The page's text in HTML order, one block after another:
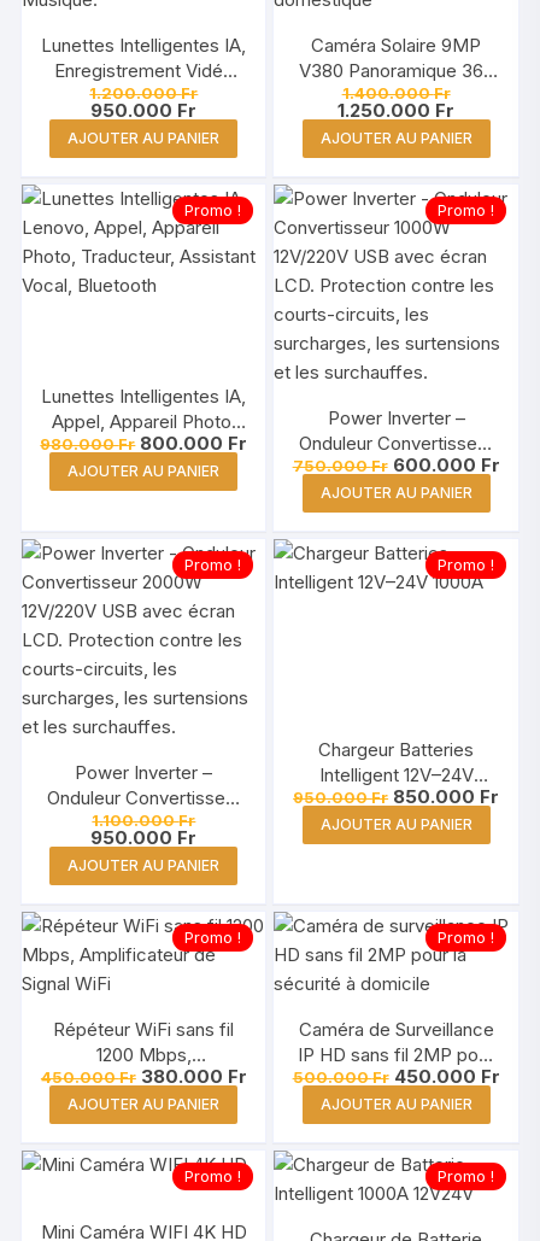
Lunettes Intelligentes IA,
Enregistrement Vidéo
Photo Traduction
Assistant Vocal, Appels
Bluetooth
1.200.000FrLe
initial
était :
1.200.000 Fr.
950.000 Fr
prix
actuel
est :
950.000 Fr.
AJOUTER AU PANIER
Caméra Solaire 9MP
V380 Panoramique 360
WiFi Capteur Trois
Objectifs
1.400.000FrLe
prix
initial
était :
1.400.000
1.250.000 Fr
prix
actuel
est :
AJOUTER AU PANIER
Promo !
Lunettes Intelligentes IA,
Appel, Appareil Photo,
Traducteur, Assistant
Vocal – Guinee Conakry
980.000Fr Le
prix
initial
était :
800.000 Fr
actuel
800.000 Fr.
AJOUTER AU PANIER
Promo !
Power Inverter –
Onduleur Convertisseur
1000W 12V/220V USB
avec écran LCD
750.000Fr Le
prix
initial
était :
600.000 FrLe
AJOUTER AU PANIER
Promo !
Power Inverter –
Onduleur Convertisseur
2000W 12V/220V USB
avec écran LCD
1.100.000FrLe
prix
initial
était :
1.100.000 Fr.
950.000 Fr
prix
actuel
est :
950.000 Fr.
AJOUTER AU PANIER
Promo !
Chargeur Batteries
Intelligent 12V–24V
1000A
950.000Fr Le
prix
initial
était :
850.000 Fr
AJOUTER AU PANIER
Promo !
Répéteur WiFi sans fil
1200 Mbps,
Amplificateur de Signal
WiFi Double Bande 2.4G
/ 5G
450.000Fr Le
prix
initial
était :
380.000 FrLe
380.000 Fr.
AJOUTER AU PANIER
Promo !
Caméra de Surveillance
IP HD sans fil 2MP pour
la Sécurité à Domicile
500.000Fr Le
prix
initial
était :
450.000 FrLe
AJOUTER AU PANIER
Promo !
Mini Caméra WIFI 4K HD
Promo !